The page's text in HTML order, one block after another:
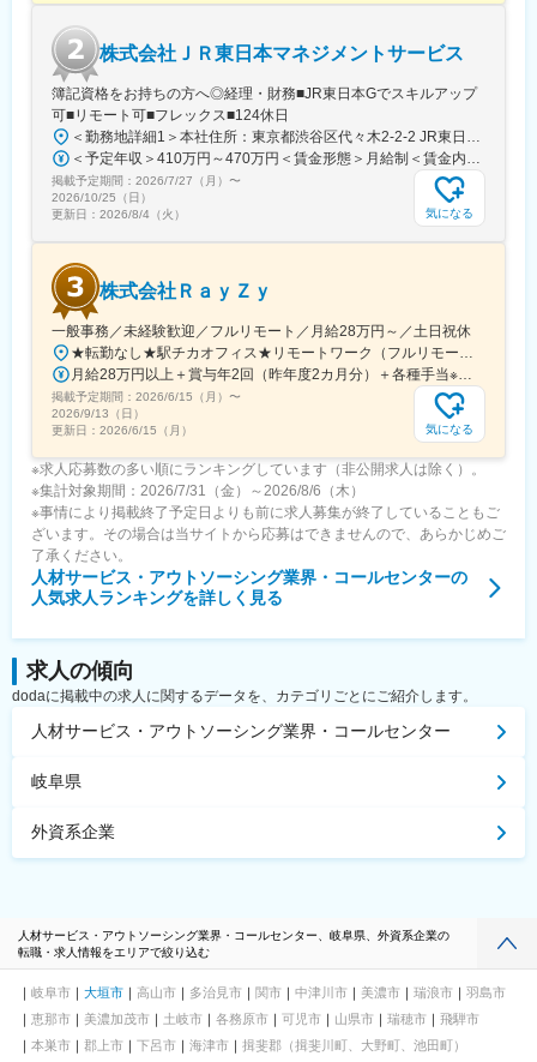
株式会社ＪＲ東日本マネジメントサービス
簿記資格をお持ちの方へ◎経理・財務■JR東日本Gでスキルアップ
可■リモート可■フレックス■124休日
掲載予定期間： 2026/7/27（月） 〜
2026/10/25（日）
更新日： 2026/8/4（火） 気になる
株式会社ＲａｙＺｙ
一般事務／未経験歓迎／フルリモート／月給28万円～／土日祝休
掲載予定期間： 2026/6/15（月） 〜
2026/9/13（日）
更新日： 2026/6/15（月） 気になる
※求人応募数の多い順にランキングしています（非公開求人は除く）。
※集計対象期間：2026/7/31（金）～2026/8/6（木）
※事情により掲載終了予定日よりも前に求人募集が終了していることもご
ざいます。その場合は当サイトから応募はできませんので、あらかじめご
了承ください。
人材サービス・アウトソーシング業界・コールセンターの
人気求人ランキングを詳しく見る
求人の傾向
dodaに掲載中の求人に関するデータを、カテゴリごとにご紹介します。
人材サービス・アウトソーシング業界・コールセンター
岐阜県
外資系企業
人材サービス・アウトソーシング業界・コールセンター、岐阜県、外資系企業の
転職・求人情報をエリアで絞り込む
岐阜市 大垣市 高山市 多治見市 関市 中津川市 美濃市 瑞浪市
羽島市
恵那市
美濃加茂市 土岐市 各務原市 可児市 山県市 瑞穂市
飛騨市
本巣市
郡上市 下呂市 海津市
揖斐郡（揖斐川町、大野町、池田町）